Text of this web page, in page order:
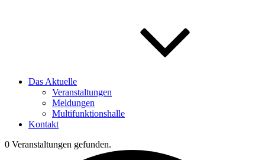
Das Aktuelle
Veranstaltungen
Meldungen
Multifunktionshalle
Kontakt
0 Veranstaltungen gefunden.